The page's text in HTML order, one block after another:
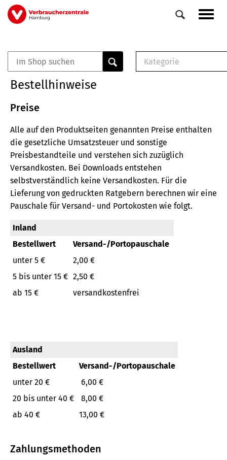
Direkt
zum
Veranstaltungen
0
Elemente
Kategorie
Broschüre
Buch
Bestellhinweise
Preise
Alle auf den Produktseiten genannten Preise enthalten
die gesetzliche Umsatzsteuer und sonstige
Preisbestandteile und verstehen sich zuzüglich
Versandkosten. Bei Downloads entstehen
selbstverständlich keine Versandkosten. Für die
Lieferung von gedruckten Ratgebern berechnen wir eine
Pauschale für Versand- und Portokosten wie folgt.
Inland
Bestellwert
Versand-/Portopauschale
unter 5 €
2,00 €
5 bis unter 15 € 2,50 €
ab 15 €
versandkostenfrei
Ausland
Bestellwert
Versand-/Portopauschale
unter 20 €
6,00 €
20 bis unter 40 €
8,00 €
ab 40 €
13,00 €
Zahlungsmethoden